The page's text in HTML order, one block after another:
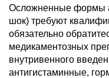
Осложненные формы
шок) требуют
обязательно
медикаментозных
внутривенного
антигистаминные,